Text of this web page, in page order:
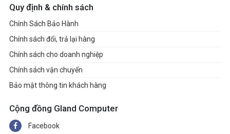
Quy định & chính sách
Chính Sách Bảo Hành
Chính sách đổi, trả lại hàng
Chính sách cho doanh nghiệp
Chính sách vận chuyển
Bảo mật thông tin khách hàng
Cộng đồng Gland Computer
Facebook